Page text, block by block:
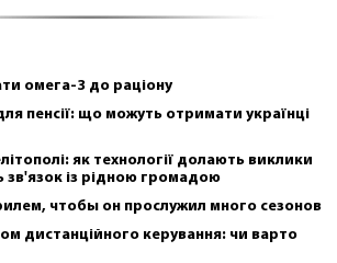
омега-3 до раціону
пенсії: що можуть отримати українці
як технології долають виклики
зв'язок із рідною громадою
чтобы он прослужил много сезонов
дистанційного керування: чи варто